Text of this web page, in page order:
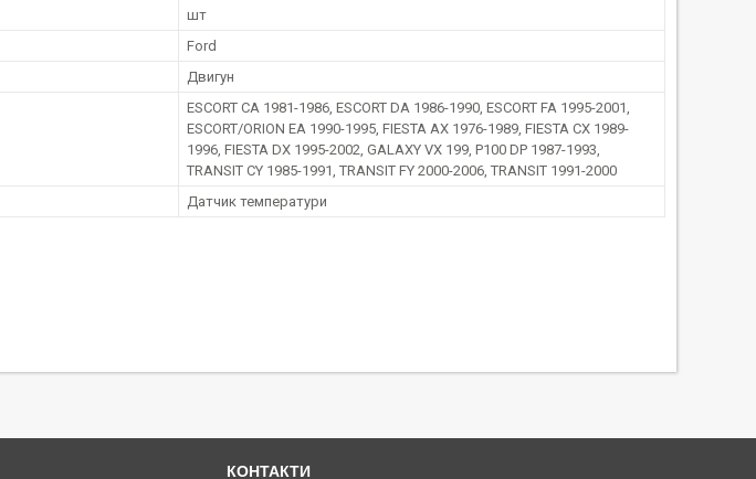
шт
Ford
Двигун
ESCORT CA 1981-1986, ESCORT DA 1986-1990, ESCORT FA 1995-2001,
ESCORT/ORION EA 1990-1995, FIESTA AX 1976-1989, FIESTA CX 1989-
1996, FIESTA DX 1995-2002, GALAXY VX 199, P100 DP 1987-1993,
TRANSIT CY 1985-1991, TRANSIT FY 2000-2006, TRANSIT 1991-2000
Датчик температури